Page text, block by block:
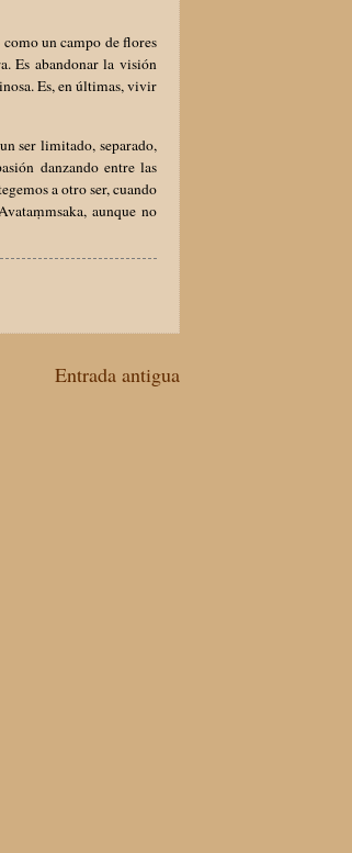
un campo de flores
Es abandonar la visión
Es, en últimas, vivir
ser limitado, separado,
danzando entre las
a otro ser, cuando
aunque no
Entrada antigua